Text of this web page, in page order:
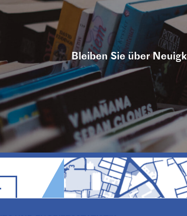
Bleiben Sie über